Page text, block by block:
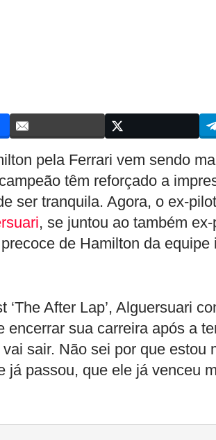
pela Ferrari vem sendo
têm reforçado a
ser tranquila. Agora, o ex-
, se juntou ao também
de Hamilton da equipe
‘The After Lap’, Alguersuari
encerrar sua carreira após a
sair. Não sei por que estou
já passou, que ele já venceu